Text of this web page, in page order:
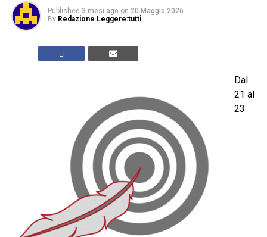
Published 3 mesi ago on 20 Maggio 2026
By Redazione Leggere:tutti
Dal
21 al
23